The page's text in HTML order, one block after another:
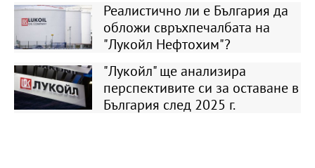
Реалистично ли е България да
обложи свръхпечалбата на
"Лукойл Нефтохим"?
"Лукойл" ще анализира
перспективите си за оставане в
България след 2025 г.